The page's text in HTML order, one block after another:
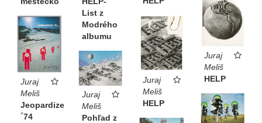
List z
Modrého
albumu
Juraj
Meliš
HELP
Juraj
Meliš
HELP
Juraj
Meliš
Jeopardize
´74
Juraj
Meliš
Pohľad z